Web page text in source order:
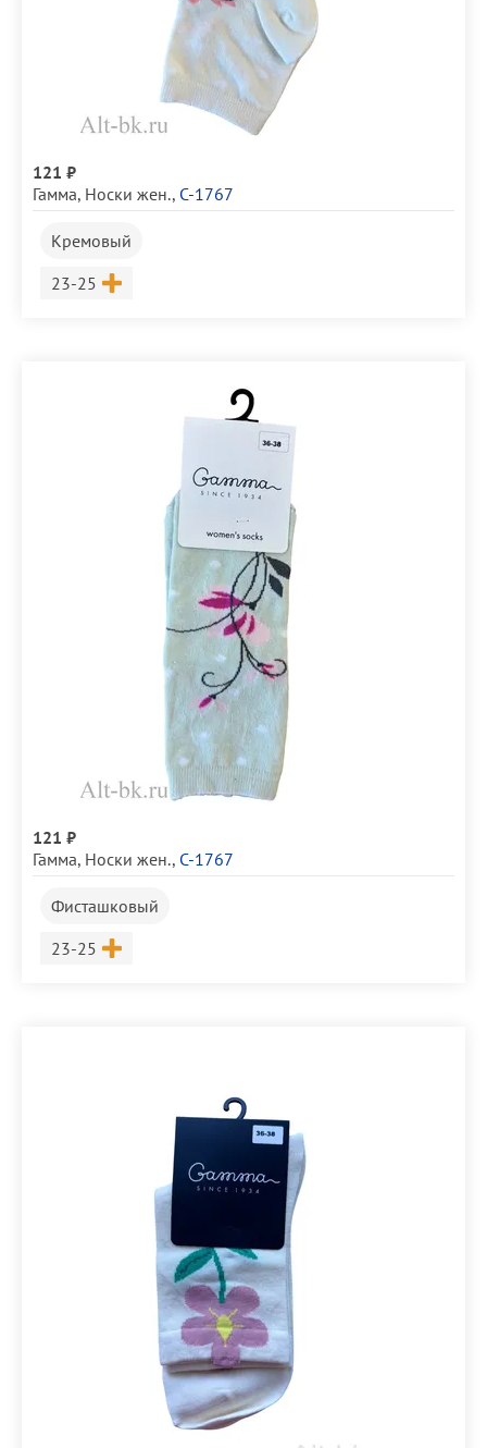
121 ₽
Гамма, Носки жен., С-1767
Кремовый
Размер
23-25
121 ₽
Гамма, Носки жен., С-1767
Фисташковый
Размер
23-25